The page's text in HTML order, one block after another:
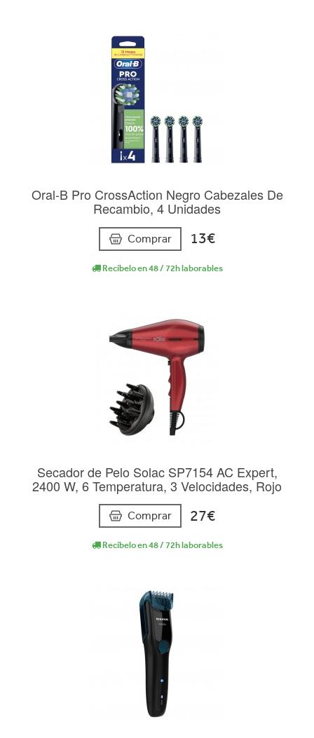
Oral-B Pro CrossAction Negro Cabezales De
Recambio, 4 Unidades
Comprar 13€
Recíbelo en 48 / 72h laborables
Secador de Pelo Solac SP7154 AC Expert,
2400 W, 6 Temperatura, 3 Velocidades, Rojo
Comprar 27€
Recíbelo en 48 / 72h laborables